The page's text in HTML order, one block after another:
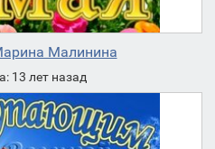
Малинина
13 лет назад